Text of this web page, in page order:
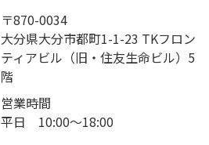
〒870-0034
大分県大分市都町1-1-23 TKフロン
ティアビル（旧・住友生命ビル）5
階
営業時間
平日 10:00～18:00